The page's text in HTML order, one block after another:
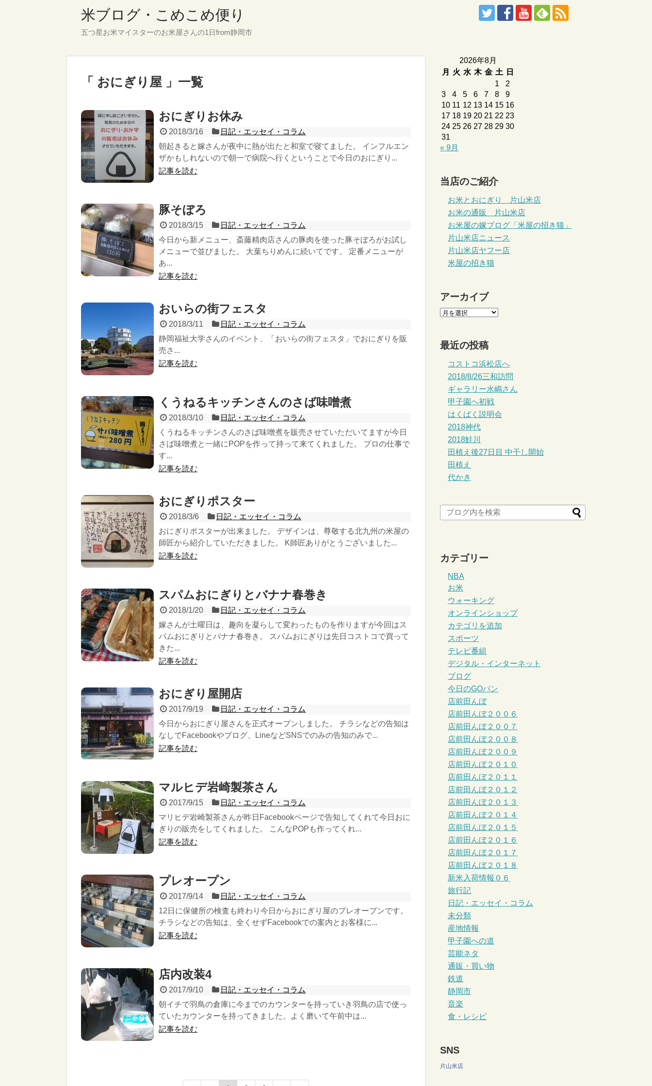
米ブログ・こめこめ便り
五つ星お米マイスターのお米屋さんの1日from静岡市
「 おにぎり屋 」一覧
おにぎりお休み
2018/3/16
日記・エッセイ・コラム
朝起きると嫁さんが夜中に熱が出たと和室で寝てました。 インフルエン
ザかもしれないので朝一で病院へ行くということで今日のおにぎり...
記事を読む
豚そぼろ
2018/3/15
日記・エッセイ・コラム
今日から新メニュー、斎藤精肉店さんの豚肉を使った豚そぼろがお試し
メニューで並びました。 大葉ちりめんに続いてです。 定番メニューが
あ...
記事を読む
おいらの街フェスタ
2018/3/11
日記・エッセイ・コラム
静岡福祉大学さんのイベント、「おいらの街フェスタ」でおにぎりを販
売さ...
記事を読む
くうねるキッチンさんのさば味噌煮
2018/3/10
日記・エッセイ・コラム
くうねるキッチンさんのさば味噌煮を販売させていただいてますが今日
さば味噌煮と一緒にPOPを作って持って来てくれました。 プロの仕事で
す...
記事を読む
おにぎりポスター
2018/3/6
日記・エッセイ・コラム
おにぎりポスターが出来ました。 デザインは、尊敬する北九州の米屋の
師匠から紹介していただきました。 K師匠ありがとうございました...
記事を読む
スパムおにぎりとバナナ春巻き
2018/1/20
日記・エッセイ・コラム
嫁さんが土曜日は、趣向を凝らして変わったものを作りますが今回はス
パムおにぎりとバナナ春巻き。 スパムおにぎりは先日コストコで買って
きた...
記事を読む
おにぎり屋開店
2017/9/19
日記・エッセイ・コラム
今日からおにぎり屋さんを正式オープンしました。 チラシなどの告知は
なしでFacebookやブログ、LineなどSNSでのみの告知のみで...
記事を読む
マルヒデ岩崎製茶さん
2017/9/15
日記・エッセイ・コラム
マリヒデ岩崎製茶さんが昨日Facebookページで告知してくれて今日おに
ぎりの販売をしてくれました。 こんなPOPも作ってくれ...
記事を読む
プレオープン
2017/9/14
日記・エッセイ・コラム
12日に保健所の検査も終わり今日からおにぎり屋のプレオープンです。
チラシなどの告知は、全くせずFacebookでの案内とお客様に...
記事を読む
店内改装4
2017/9/10
日記・エッセイ・コラム
朝イチで羽鳥の倉庫に今までのカウンターを持っていき羽鳥の店で使っ
ていたカウンターを持ってきました。よく磨いて午前中は...
記事を読む
2026年8月
月
火 水 木 金 土
日
1
2
3
4 5 6 7 8
9
10 11 12 13 14 15 16
17 18 19 20 21 22 23
24 25 26 27 28 29 30
31
« 9月
当店のご紹介
お米とおにぎり 片山米店
お米の通販 片山米店
お米屋の嫁ブログ「米屋の招き猫」
片山米店ニュース
片山米店ヤフー店
米屋の招き猫
アーカイブ
最近の投稿
コストコ浜松店へ
2018/8/26三和訪問
ギャラリー水嶋さん
甲子園へ初戦
はくばく説明会
2018神代
2018鮭川
田植え後27日目 中干し開始
田植え
代かき
カテゴリー
NBA
お米
ウォーキング
オンラインショップ
カテゴリを追加
スポーツ
テレビ番組
デジタル・インターネット
ブログ
今日のGOパン
店前田んぼ
店前田んぼ２００６
店前田んぼ２００７
店前田んぼ２００８
店前田んぼ２００９
店前田んぼ２０１０
店前田んぼ２０１１
店前田んぼ２０１２
店前田んぼ２０１３
店前田んぼ２０１４
店前田んぼ２０１５
店前田んぼ２０１６
店前田んぼ２０１７
店前田んぼ２０１８
新米入荷情報０６
旅行記
日記・エッセイ・コラム
未分類
産地情報
甲子園への道
芸能ネタ
通販・買い物
鉄道
静岡市
音楽
食・レシピ
SNS
片山米店